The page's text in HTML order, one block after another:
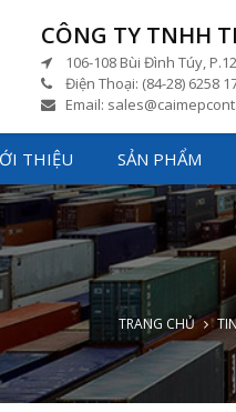
CÔNG TY TNHH
106-108 Bùi Đình Túy,
Điện Thoại: (84-28) 6258
Email:
THIỆU SẢN PHẨM
TRANG CHỦ
GP ISO